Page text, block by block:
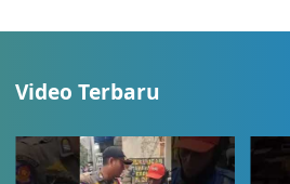
Video Terbaru